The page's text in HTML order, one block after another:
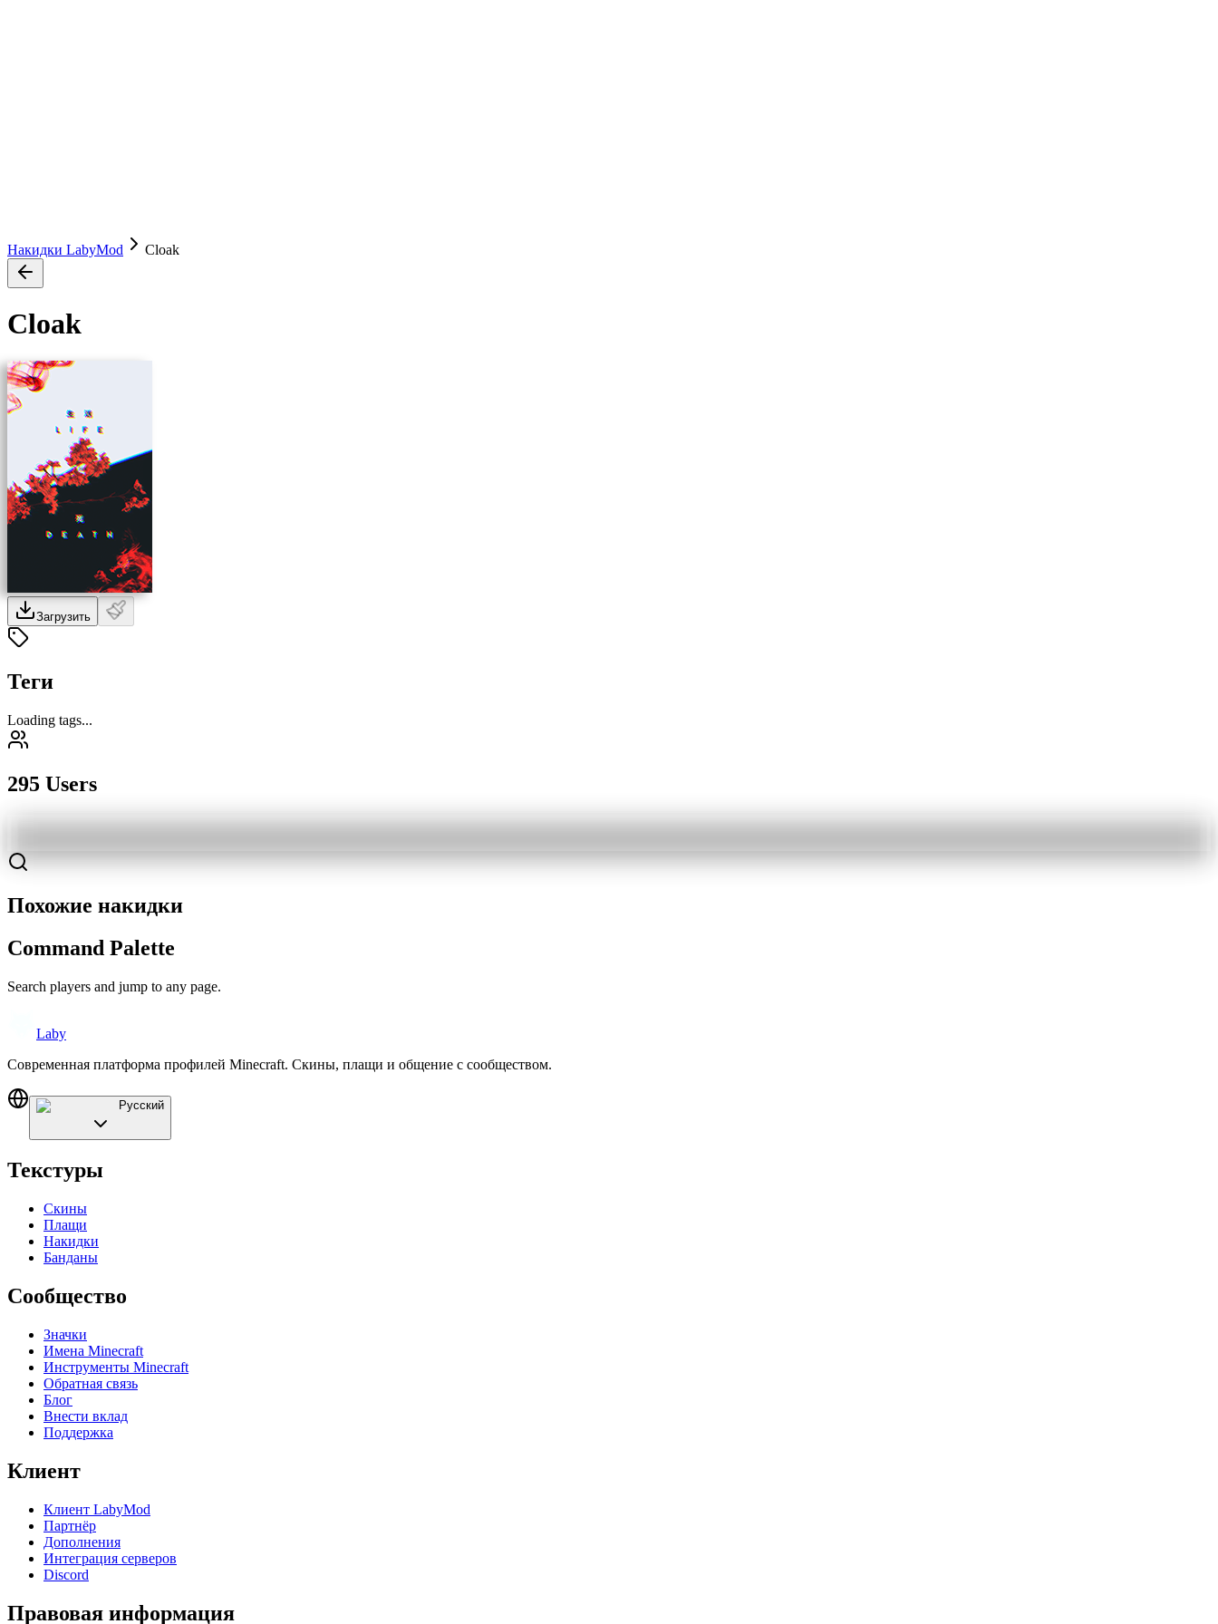
Накидки LabyMod Cloak
Cloak
Загрузить
Теги
Loading tags...
295 Users
Похожие накидки
Command Palette
Search players and jump to any page.
Laby
Современная платформа профилей Minecraft. Скины, плащи и общение с сообществом.
Русский
Текстуры
Скины
Плащи
Накидки
Банданы
Сообщество
Значки
Имена Minecraft
Инструменты Minecraft
Обратная связь
Блог
Внести вклад
Поддержка
Клиент
Клиент LabyMod
Партнёр
Дополнения
Интеграция серверов
Discord
Правовая информация